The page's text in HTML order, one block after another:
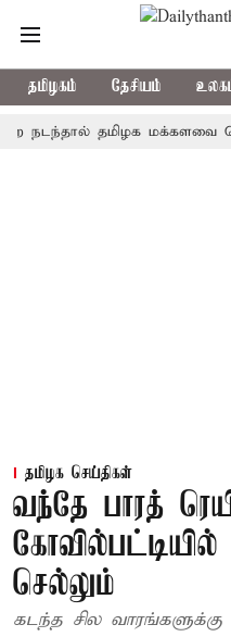
தமிழகம் தேசியம்
தமிழக மக்களவை
தமிழக செய்திகள்
வந்தே பாரத்
கோவில்பட்டியில்
செல்லும்
கடந்த சில